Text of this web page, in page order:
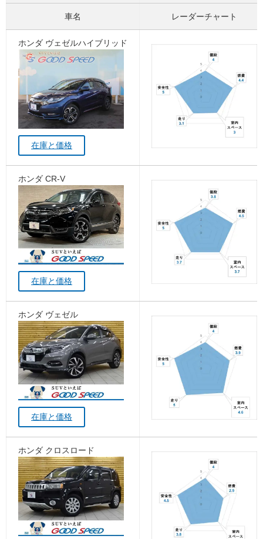
車名 レーダーチャート
ホンダ ヴェゼルハイブリッド
在庫と価格
ホンダ CR-V
在庫と価格
ホンダ ヴェゼル
在庫と価格
ホンダ クロスロード